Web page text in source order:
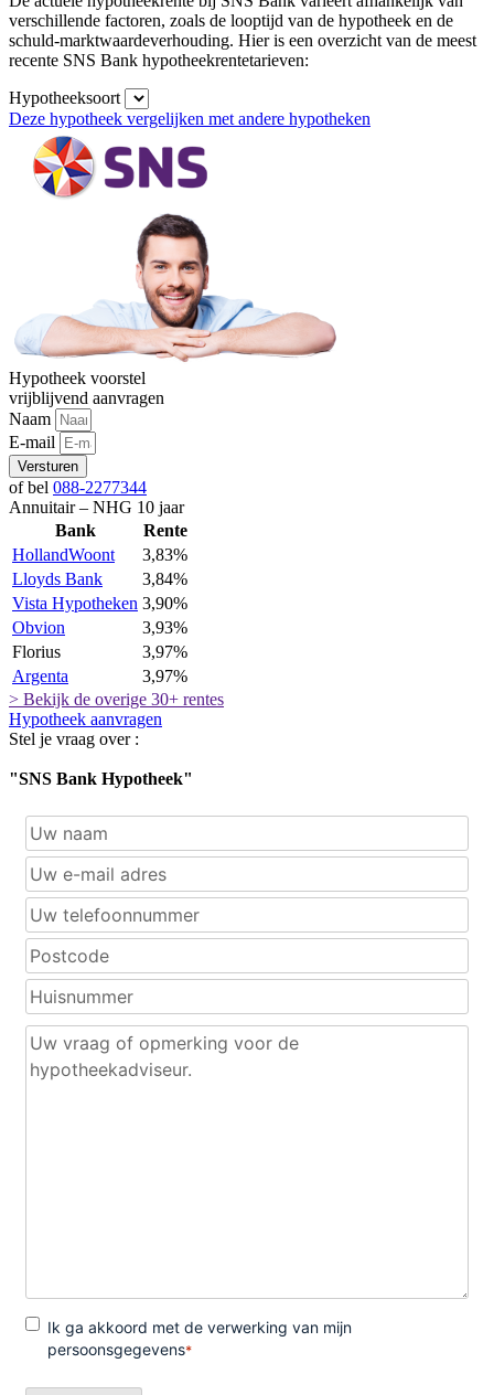
verschillende factoren, zoals de looptijd van de hypotheek en de
schuld-marktwaardeverhouding. Hier is een overzicht van de meest
recente SNS Bank hypotheekrentetarieven:
Hypotheeksoort
Deze hypotheek vergelijken met andere hypotheken
Hypotheek voorstel
vrijblijvend aanvragen
Naam
E-mail
Versturen
of bel 088-2277344
Annuitair – NHG 10 jaar
Bank
Rente
HollandWoont
3,83%
Lloyds Bank
3,84%
Vista Hypotheken 3,90%
Obvion
3,93%
Florius
3,97%
Argenta
3,97%
> Bekijk de overige 30+ rentes
Hypotheek aanvragen
Stel je vraag over :
"SNS Bank Hypotheek"